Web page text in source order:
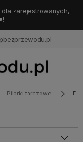
zarejestrowanych,
Pilarki tarczowe Do